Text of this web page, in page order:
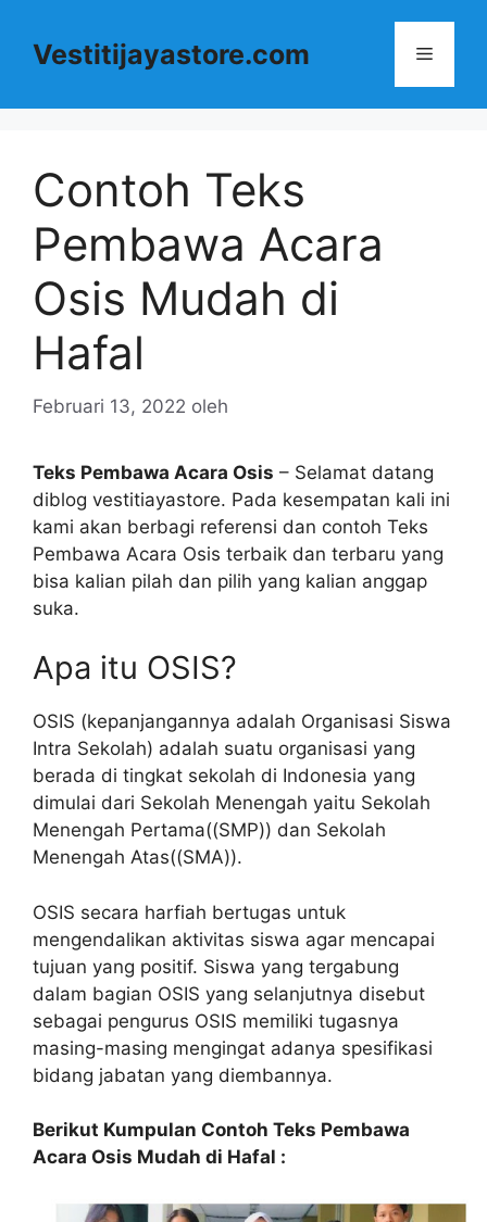
Vestitijayastore.com Menu
Contoh Teks
Pembawa Acara
Osis Mudah di
Hafal
Februari 13, 2022 oleh
Teks Pembawa Acara Osis – Selamat datang
diblog vestitiayastore. Pada kesempatan kali ini
kami akan berbagi referensi dan contoh Teks
Pembawa Acara Osis terbaik dan terbaru yang
bisa kalian pilah dan pilih yang kalian anggap
suka.
Apa itu OSIS?
OSIS (kepanjangannya adalah Organisasi Siswa
Intra Sekolah) adalah suatu organisasi yang
berada di tingkat sekolah di Indonesia yang
dimulai dari Sekolah Menengah yaitu Sekolah
Menengah Pertama((SMP)) dan Sekolah
Menengah Atas((SMA)).
OSIS secara harfiah bertugas untuk
mengendalikan aktivitas siswa agar mencapai
tujuan yang positif. Siswa yang tergabung
dalam bagian OSIS yang selanjutnya disebut
sebagai pengurus OSIS memiliki tugasnya
masing-masing mengingat adanya spesifikasi
bidang jabatan yang diembannya.
Berikut Kumpulan Contoh Teks Pembawa
Acara Osis Mudah di Hafal :